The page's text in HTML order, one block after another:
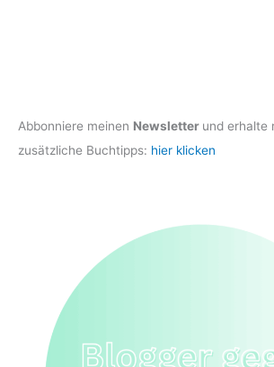
Abbonniere meinen Newsletter und erhalte
zusätzliche Buchtipps: hier klicken